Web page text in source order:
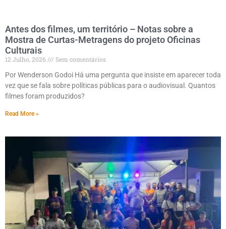
Antes dos filmes, um território – Notas sobre a
Mostra de Curtas-Metragens do projeto Oficinas
Culturais
12 Julho, 2026
Sem comentários
Por Wenderson Godoi Há uma pergunta que insiste em aparecer toda
vez que se fala sobre políticas públicas para o audiovisual. Quantos
filmes foram produzidos?
Read More »